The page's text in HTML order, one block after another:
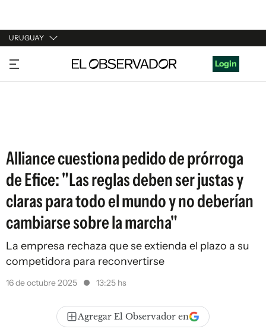
URUGUAY
URUGUAY
ARGENTINA
Login
Alliance cuestiona pedido de prórroga
de Efice: "Las reglas deben ser justas y
claras para todo el mundo y no deberían
cambiarse sobre la marcha"
La empresa rechaza que se extienda el plazo a su
competidora para reconvertirse
16 de octubre 2025 13:25 hs
Agregar El Observador en